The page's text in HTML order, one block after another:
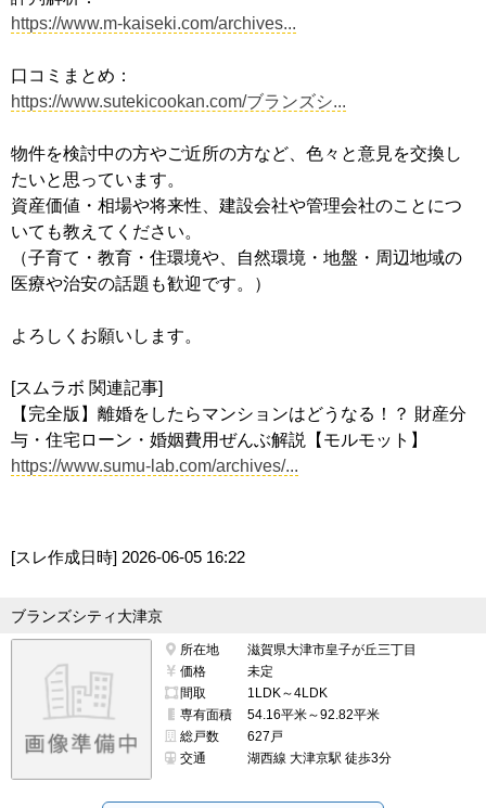
https://www.m-kaiseki.com/archives...
口コミまとめ：
https://www.sutekicookan.com/ブランズシ...
物件を検討中の方やご近所の方など、色々と意見を交換し
たいと思っています。
資産価値・相場や将来性、建設会社や管理会社のことにつ
いても教えてください。
（子育て・教育・住環境や、自然環境・地盤・周辺地域の
医療や治安の話題も歓迎です。）
よろしくお願いします。
[スムラボ 関連記事]
【完全版】離婚をしたらマンションはどうなる！？ 財産分
与・住宅ローン・婚姻費用ぜんぶ解説【モルモット】
https://www.sumu-lab.com/archives/...
[スレ作成日時] 2026-06-05 16:22
ブランズシティ大津京
所在地
滋賀県大津市皇子が丘三丁目
価格
未定
間取
1LDK～4LDK
専有面積
54.16平米～92.82平米
総戸数
627戸
交通
湖西線 大津京駅 徒歩3分